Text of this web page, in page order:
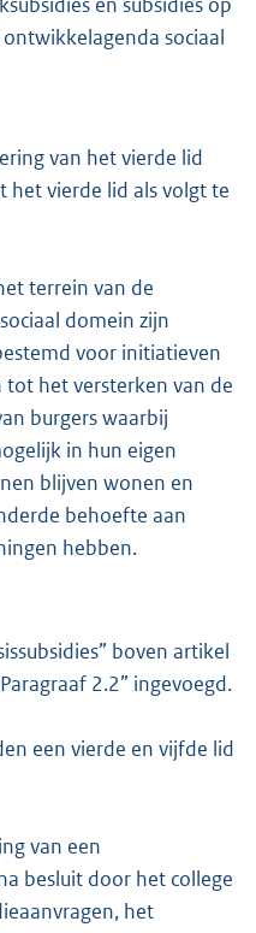
sociaal
van het vierde lid
vierde lid als volgt te
terrein van de
domein zijn
voor initiatieven
het versterken van de
burgers waarbij
in hun eigen
blijven wonen en
behoefte aan
hebben.
boven artikel
2.2” ingevoegd.
een vierde en vijfde lid
van een
besluit door het college
het